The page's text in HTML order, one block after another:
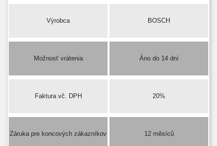
Výrobca BOSCH
Možnosť vrátenia Áno do 14 dní
Faktura vč. DPH 20%
Záruka pre koncových zákazníkov 12 měsíců